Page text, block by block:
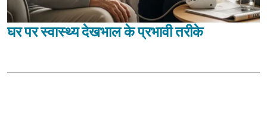
घर पर स्वास्थ्य देखभाल के प्रभावी तरीके